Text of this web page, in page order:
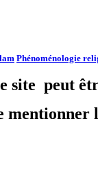
Phénoménologie
site peut
mentionner